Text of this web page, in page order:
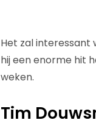
Het zal interessant
hij een enorme hit
weken.
Tim